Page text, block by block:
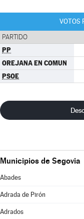
VOTOS
PARTIDO
PP
OREJANA EN COMUN
PSOE
Municipios de Segovia
Abades
Adrada de Pirón
Adrados